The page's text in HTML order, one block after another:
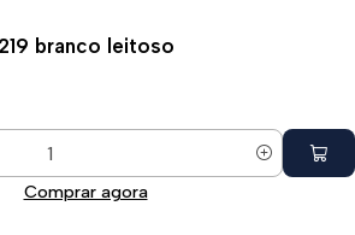
branco leitoso
Comprar agora